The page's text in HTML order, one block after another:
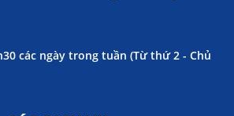
các ngày trong tuần (Từ thứ 2 - Chủ